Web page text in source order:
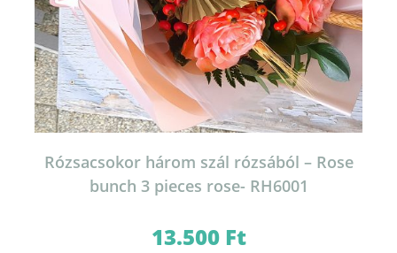
Rózsacsokor három szál rózsából – Rose
bunch 3 pieces rose- RH6001
13.500 Ft